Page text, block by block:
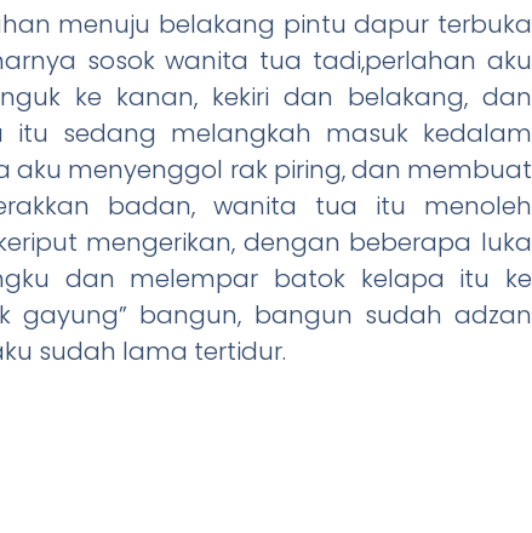
menuju belakang pintu dapur terbuka
sosok wanita tua tadi,perlahan aku
ke kanan, kekiri dan belakang, dan
sedang melangkah masuk kedalam
aku menyenggol rak piring, dan membuat
badan, wanita tua itu menoleh
mengerikan, dengan beberapa luka
dan melempar batok kelapa itu ke
gayung” bangun, bangun sudah adzan
sudah lama tertidur.